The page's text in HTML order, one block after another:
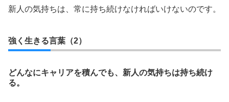
新人の気持ちは、常に持ち続けなければいけないのです。
強く生きる言葉（2）
どんなにキャリアを積んでも、新人の気持ちは持ち続け
る。